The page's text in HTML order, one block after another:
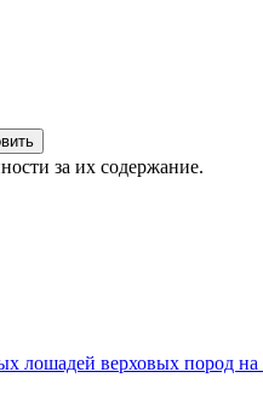
за их содержание.
лошадей верховых пород